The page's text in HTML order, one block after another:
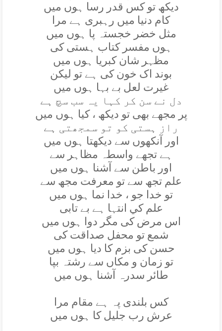
ديکھ تو کس قدر رسا ہوں ميں
کام دنيا ميں رہبری ہے مرا
مثل خضر خجستہ پا ہوں ميں
ہوں مفسر کتاب ہستی کی
مظہر شان کبريا ہوں ميں
بوند اک خون کی ہے تو ليکن
غيرت لعل بے بہا ہوں ميں
دل نے سن کر کہا يہ سب سچ ہے
پر مجھے بھی تو ديکھ ، کيا ہوں ميں
راز ہستی کو تو سمجھتی ہے
اور آنکھوں سے ديکھتا ہوں ميں
ہے تجھے واسطہ مظاہر سے
اور باطن سے آشنا ہوں ميں
علم تجھ سے تو معرفت مجھ سے
تو خدا جو ، خدا نما ہوں ميں
علم کي انتہا ہے بے تابی
اس مرض کی مگر دوا ہوں ميں
شمع تو محفل صداقت کی
حسن کی بزم کا ديا ہوں ميں
تو زمان و مکاں سے رشتہ بپا
طائر سدرہ آشنا ہوں ميں
کس بلندی پہ ہے مقام مرا
عرش رب جليل کا ہوں ميں